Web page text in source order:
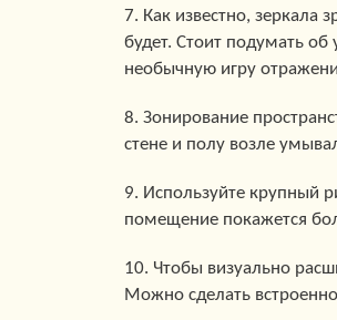
7. Как известно, зеркала
будет. Стоит подумать об
необычную игру
8. Зонирование
стене и полу возле
9. Используйте крупный
помещение покажется
10. Чтобы визуально
Можно сделать